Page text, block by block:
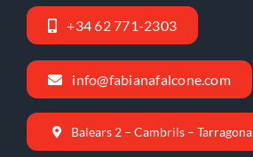
+34 62 771-2303
info@fabianafalcone.com
Balears 2 – Cambrils – Tarragona